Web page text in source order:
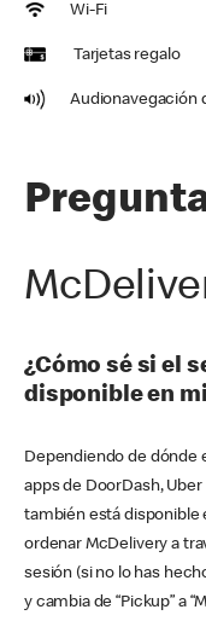
Wi-Fi
Tarjetas regalo
Audionavegación
¿Cómo sé si el
disponible en
Dependiendo de dónde
apps de DoorDash,
también está disponible
ordenar McDelivery a
sesión (si no lo has
y cambia de “Pickup” a